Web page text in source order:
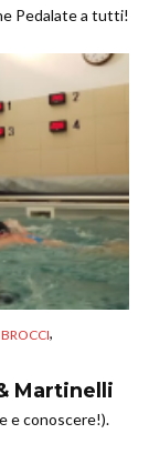
Pedalate a tutti!
,
Martinelli
e conoscere!).